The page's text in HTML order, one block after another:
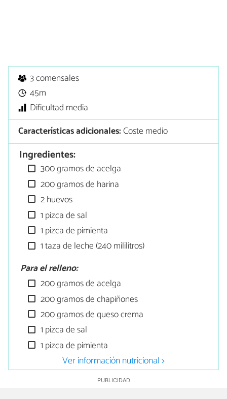
3 comensales
45m
Dificultad media
Características adicionales:Coste medio
Ingredientes:
300 gramos de acelga
200 gramos de harina
2 huevos
1 pizca de sal
1 pizca de pimienta
1 taza de leche (240 mililitros)
Para el relleno:
200 gramos de acelga
200 gramos de chapiñones
200 gramos de queso crema
1 pizca de sal
1 pizca de pimienta
Ver información nutricional >